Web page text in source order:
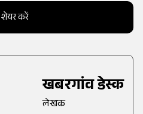
शेयर करें
खबरगांव डेस्क
लेखक